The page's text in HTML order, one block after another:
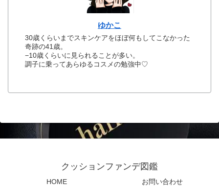
ゆかこ
30歳くらいまでスキンケアをほぼ何もしてこなかった
奇跡の41歳。
−10歳くらいに見られることが多い。
調子に乗ってあらゆるコスメの勉強中♡
クッションファンデ図鑑
HOME お問い合わせ